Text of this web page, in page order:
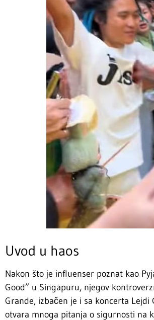
Uvod u haos
Nakon što je influenser poznat kao
Good” u Singapuru, njegov
Grande, izbačen je i sa koncerta
otvara mnoga pitanja o sigurnosti na